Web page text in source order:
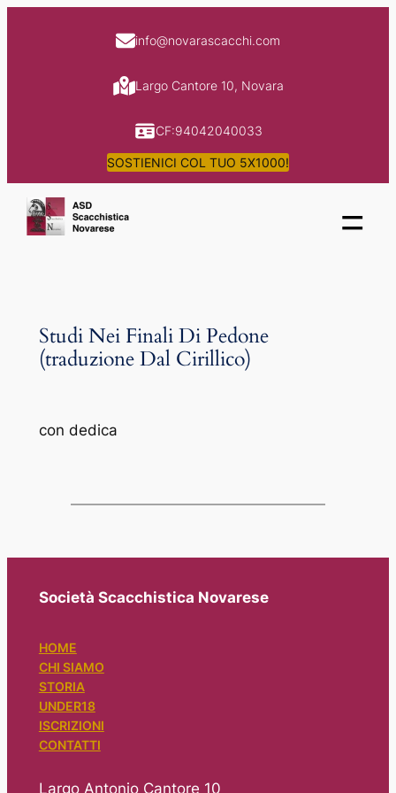
info@novarascacchi.com
Largo Cantore 10, Novara
CF:94042040033
SOSTIENICI COL TUO 5X1000!
=
Studi Nei Finali Di Pedone
(traduzione Dal Cirillico)
con dedica
Società Scacchistica Novarese
HOME
CHI SIAMO
STORIA
UNDER18
ISCRIZIONI
CONTATTI
Largo Antonio Cantore 10